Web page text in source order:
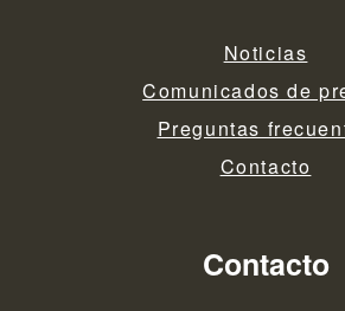
Noticias
Comunicados de
Preguntas
Contacto
Contacto